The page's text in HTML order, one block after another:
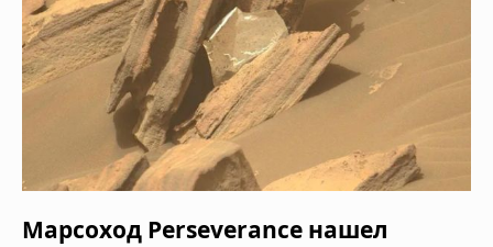
Марсоход Perseverance нашел